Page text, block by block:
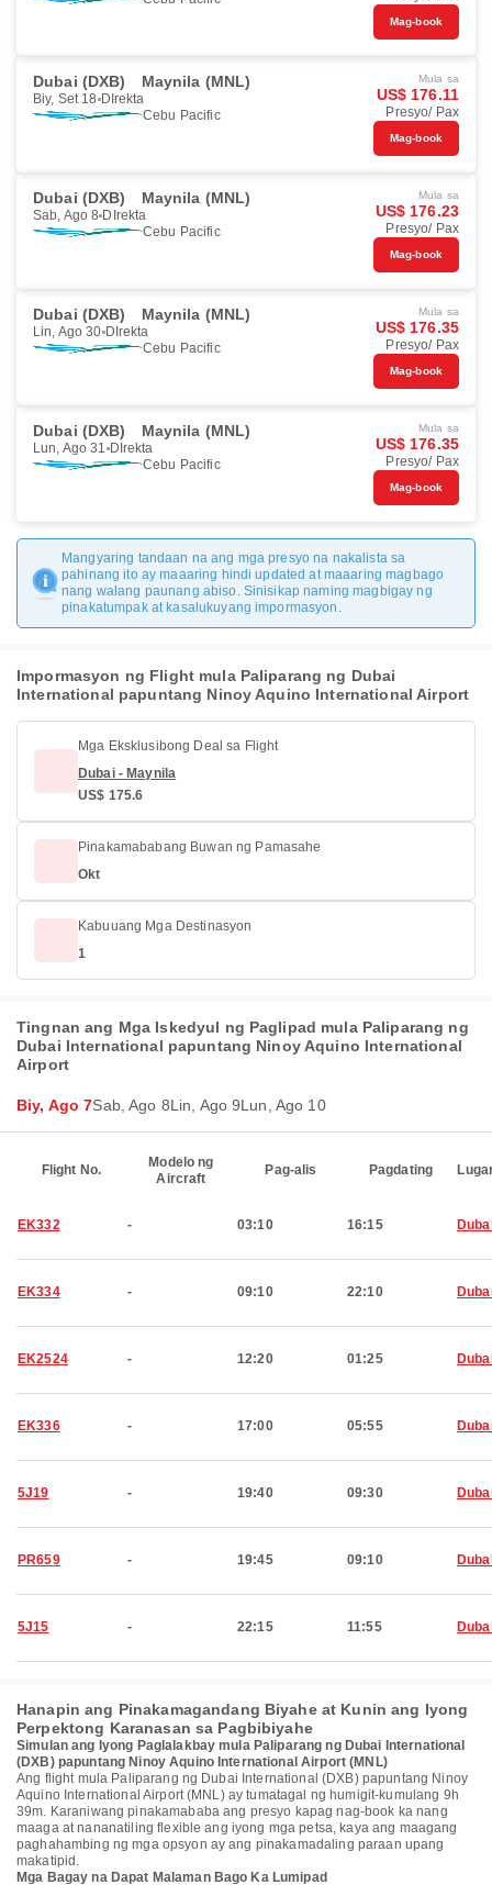
Mag-book
Dubai (DXB) Maynila (MNL)
Biy, Set 18 DIrekta
Cebu Pacific
Mula sa
US$ 176.11
Presyo/ Pax
Mag-book
Dubai (DXB) Maynila (MNL)
Sab, Ago 8 DIrekta
Cebu Pacific
Mula sa
US$ 176.23
Presyo/ Pax
Mag-book
Dubai (DXB) Maynila (MNL)
Lin, Ago 30 DIrekta
Cebu Pacific
Mula sa
US$ 176.35
Presyo/ Pax
Mag-book
Dubai (DXB) Maynila (MNL)
Lun, Ago 31 DIrekta
Cebu Pacific
Mula sa
US$ 176.35
Presyo/ Pax
Mag-book
Mangyaring tandaan na ang mga presyo na nakalista sa
pahinang ito ay maaaring hindi updated at maaaring magbago
nang walang paunang abiso. Sinisikap naming magbigay ng
pinakatumpak at kasalukuyang impormasyon.
Impormasyon ng Flight mula Paliparang ng Dubai
International papuntang Ninoy Aquino International Airport
Mga Eksklusibong Deal sa Flight
Dubai - Maynila
US$ 175.6
Pinakamababang Buwan ng Pamasahe
Okt
Kabuuang Mga Destinasyon
1
Tingnan ang Mga Iskedyul ng Paglipad mula Paliparang ng
Dubai International papuntang Ninoy Aquino International
Airport
Biy, Ago 7Sab, Ago 8Lin, Ago 9Lun, Ago 10
Flight No.
Modelo ng
Aircraft
Pag-alis Pagdating
EK332 - 03:10 16:15
EK334 - 09:10 22:10
EK2524 - 12:20 01:25
EK336 - 17:00 05:55
5J19 - 19:40 09:30
PR659 - 19:45 09:10
5J15 - 22:15 11:55
Hanapin ang Pinakamagandang Biyahe at Kunin ang Iyong
Perpektong Karanasan sa Pagbibiyahe
Simulan ang Iyong Paglalakbay mula Paliparang ng Dubai International
(DXB) papuntang Ninoy Aquino International Airport (MNL)
Ang flight mula Paliparang ng Dubai International (DXB) papuntang Ninoy
Aquino International Airport (MNL) ay tumatagal ng humigit-kumulang 9h
39m. Karaniwang pinakamababa ang presyo kapag nag-book ka nang
maaga at nananatiling flexible ang iyong mga petsa, kaya ang maagang
paghahambing ng mga opsyon ay ang pinakamadaling paraan upang
makatipid.
Mga Bagay na Dapat Malaman Bago Ka Lumipad